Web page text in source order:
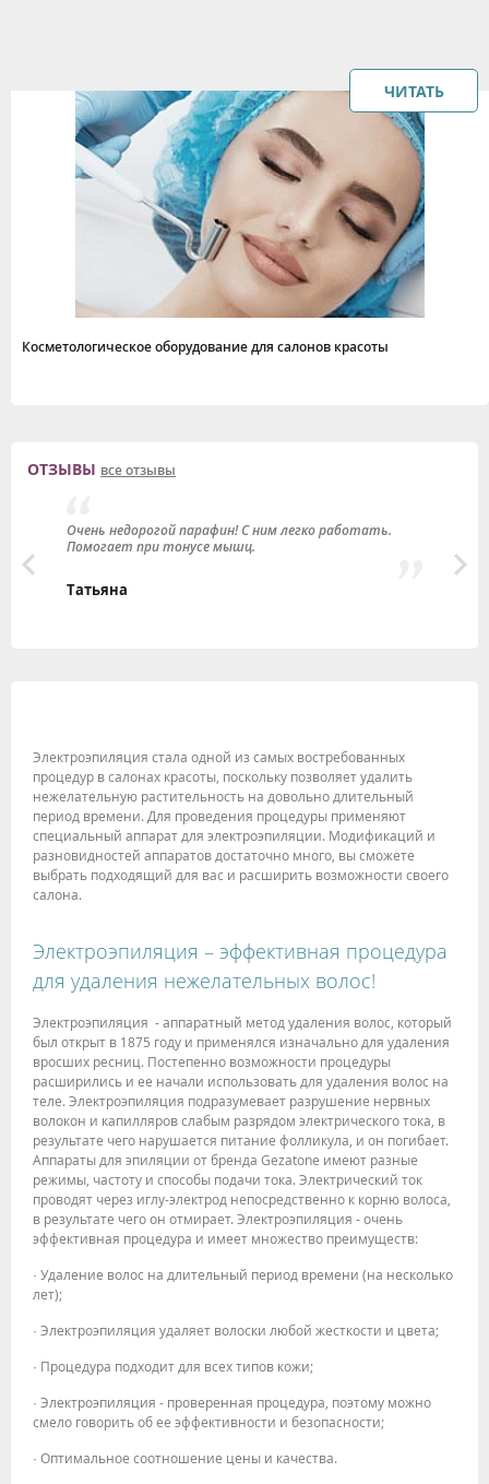
ЧИТАТЬ
Косметологическое оборудование для салонов красоты
ОТЗЫВЫ все отзывы
Очень недорогой парафин! С ним легко работать.
Помогает при тонусе мышц.
Татьяна
Электроэпиляция стала одной из самых востребованных
процедур в салонах красоты, поскольку позволяет удалить
нежелательную растительность на довольно длительный
период времени. Для проведения процедуры применяют
специальный аппарат для электроэпиляции. Модификаций и
разновидностей аппаратов достаточно много, вы сможете
выбрать подходящий для вас и расширить возможности своего
салона.
Электроэпиляция – эффективная процедура
для удаления нежелательных волос!
Электроэпиляция - аппаратный метод удаления волос, который
был открыт в 1875 году и применялся изначально для удаления
вросших ресниц. Постепенно возможности процедуры
расширились и ее начали использовать для удаления волос на
теле. Электроэпиляция подразумевает разрушение нервных
волокон и капилляров слабым разрядом электрического тока, в
результате чего нарушается питание фолликула, и он погибает.
Аппараты для эпиляции от бренда Gezatone имеют разные
режимы, частоту и способы подачи тока. Электрический ток
проводят через иглу-электрод непосредственно к корню волоса,
в результате чего он отмирает. Электроэпиляция - очень
эффективная процедура и имеет множество преимуществ:
· Удаление волос на длительный период времени (на несколько
лет);
· Электроэпиляция удаляет волоски любой жесткости и цвета;
· Процедура подходит для всех типов кожи;
· Электроэпиляция - проверенная процедура, поэтому можно
смело говорить об ее эффективности и безопасности;
· Оптимальное соотношение цены и качества.